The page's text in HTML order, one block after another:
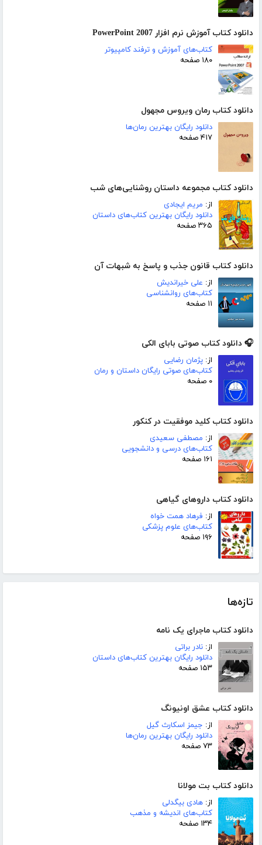
دانلود کتاب آموزش نرم افزار PowerPoint 2007
کتاب‌های آموزش و ترفند کامپیوتر
۱۸۰ صفحه
دانلود کتاب رمان ویروس مجهول
دانلود رایگان بهترین رمان‌ها
۴۱۷ صفحه
دانلود کتاب مجموعه داستان روشنایی‌های شب
از: مریم ایجادی
دانلود رایگان بهترین کتاب‌های داستان
۳۶۵ صفحه
دانلود کتاب قانون جذب و پاسخ به شبهات آن
از: علی خیراندیش
کتاب‌های روانشناسی
۱۱ صفحه
🎧 دانلود کتاب صوتی بابای الکی
از: پژمان رضایی
کتاب‌های صوتی رایگان داستان و رمان
۰ صفحه
دانلود کتاب کلید موفقیت در کنکور
از: مصطفی سعیدی
کتاب‌های درسی و دانشجویی
۱۶۱ صفحه
دانلود کتاب داروهای گیاهی
از: فرهاد همت خواه
کتاب‌های علوم پزشکی
۱۹۶ صفحه
تازه‌ها
دانلود کتاب ماجرای یک نامه
از: نادر براتی
دانلود رایگان بهترین کتاب‌های داستان
۱۵۳ صفحه
دانلود کتاب عشق اونیونگ
از: جیمز اسکارث گیل
دانلود رایگان بهترین رمان‌ها
۷۳ صفحه
دانلود کتاب بت مولانا
از: هادی بیگدلی
کتاب‌های اندیشه و مذهب
۱۳۴ صفحه